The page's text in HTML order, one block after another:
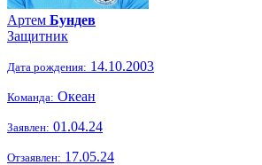
Артем Бундев
Защитник
Дата рождения: 14.10.2003
Команда: Океан
Заявлен: 01.04.24
Отзаявлен: 17.05.24